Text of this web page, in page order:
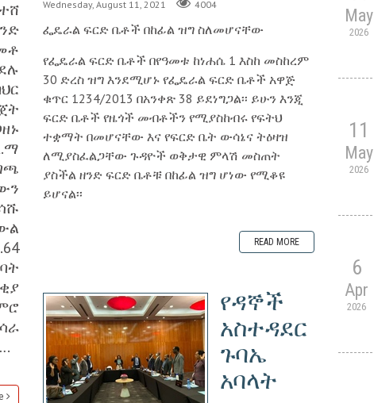
Wednesday, August 11, 2021 4004
ፌዴራል ፍርድ ቤቶች በከፊል ዝግ ስለመሆናቸው
የፌዴራል ፍርድ ቤቶች በየዓመቱ ከነሐሴ 1 እስከ መስከረም
30 ድረስ ዝግ እንደሚሆኑ የፌዴራል ፍርድ ቤቶች አዋጅ
ቁጥር 1234/2013 በአንቀጽ 38 ይደነግጋል፡፡ ይሁን እንጂ
ፍርድ ቤቶች የዜጎች መብቶችን የሚያስከብሩ የፍትህ
ተቋማት በመሆናቸው እና የፍርድ ቤት ውሳኔና ትዕዛዝ
ለሚያስፈልጋቸው ጉዳዮች ወቅታዊ ምላሽ መስጠት
ያስችል ዘንድ ፍርድ ቤቶቹ በከፊል ዝግ ሆነው የሚቆዩ
ይሆናል፡፡
READ MORE
የዳኞች
አስተዳደር
ጉባኤ
አባላት
May
2026
11
May
2026
6
Apr
2026